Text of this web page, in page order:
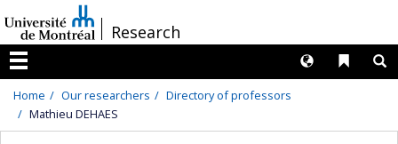
au
contenu
/Research
Menu
Liens
Langues
Home Our researchers
Directory of professors
Mathieu DEHAES